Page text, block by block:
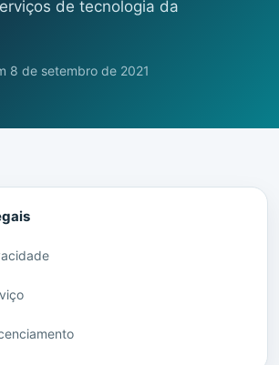
de tecnologia da
8 de setembro de 2021